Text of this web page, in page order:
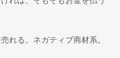
れる。ネガティブ商材系。